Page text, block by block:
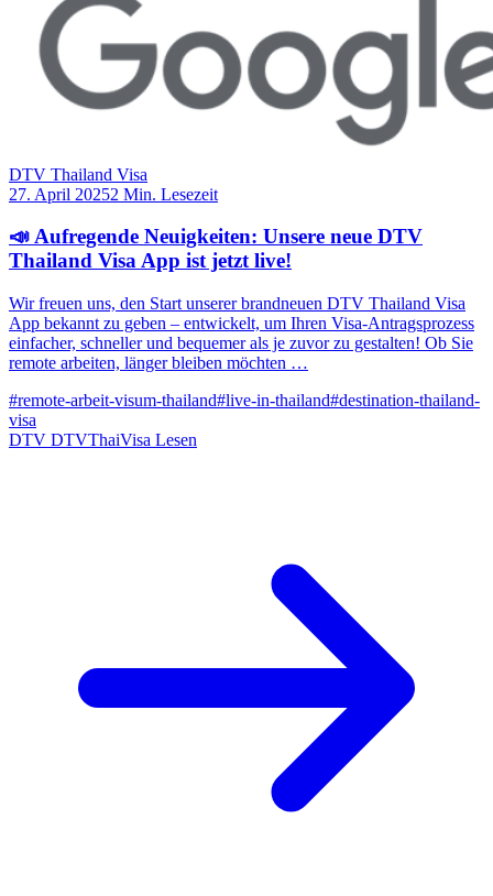
DTV Thailand Visa
27. April 20252 Min. Lesezeit
📣 Aufregende Neuigkeiten: Unsere neue DTV
Thailand Visa App ist jetzt live!
Wir freuen uns, den Start unserer brandneuen DTV Thailand Visa
App bekannt zu geben – entwickelt, um Ihren Visa-Antragsprozess
einfacher, schneller und bequemer als je zuvor zu gestalten! Ob Sie
remote arbeiten, länger bleiben möchten …
#remote-arbeit-visum-thailand#live-in-thailand#destination-thailand-
visa
DTV DTVThaiVisa Lesen